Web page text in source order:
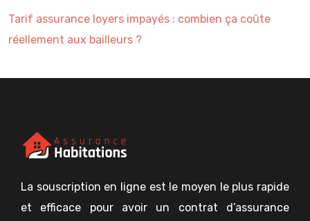
Tarif assurance loyers impayés : combien ça coûte
réellement aux bailleurs ?
La souscription en ligne est le moyen le plus rapide
et efficace pour avoir un contrat d’assurance